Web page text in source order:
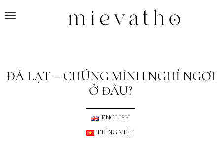
T
e
ĐÀ LẠT – CHÚNG MÌNH NGHỈ NGƠI
Ở ĐÂU?
ENGLISH
TIẾNG VIỆT